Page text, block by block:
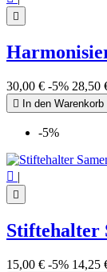

30,00 € -5% 28,50
 In den Warenkorb
-5%
 |

Stiftehalter
15,00 € -5% 14,25